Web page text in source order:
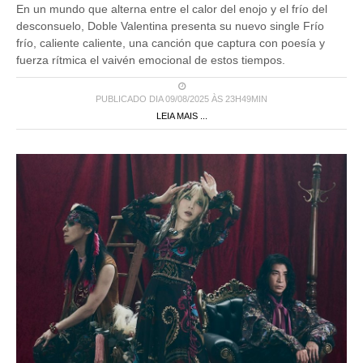
desconsuelo, Doble Valentina presenta su nuevo single Frío
frío, caliente caliente, una canción que captura con poesía y
fuerza rítmica el vaivén emocional de estos tiempos.
PUBLICADO DIA 09/08/2025 ÀS 23H49MIN
LEIA MAIS ...